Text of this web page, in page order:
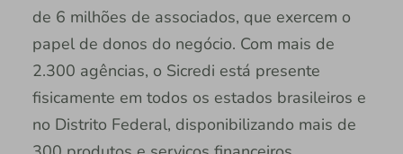
de 6 milhões de associados, que exercem o
papel de donos do negócio. Com mais de
2.300 agências, o Sicredi está presente
fisicamente em todos os estados brasileiros e
no Distrito Federal, disponibilizando mais de